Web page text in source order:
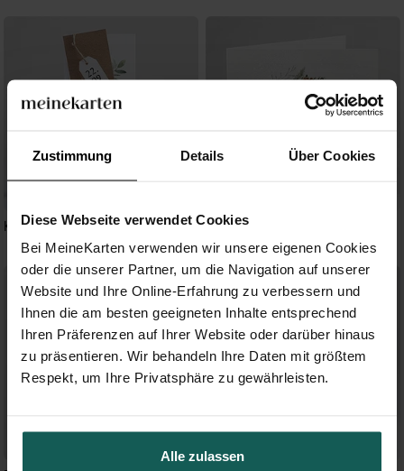
Zustimmung Details Über Cookies
Diese Webseite verwendet Cookies
Bei MeineKarten verwenden wir unsere eigenen Cookies
oder die unserer Partner, um die Navigation auf unserer
Website und Ihre Online-Erfahrung zu verbessern und
Ihnen die am besten geeigneten Inhalte entsprechend
Ihren Präferenzen auf Ihrer Website oder darüber hinaus
zu präsentieren. Wir behandeln Ihre Daten mit größtem
Respekt, um Ihre Privatsphäre zu gewährleisten.
Alle zulassen
Kraftpapier und Pflanzenmotiv Winter